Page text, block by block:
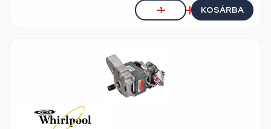
KOSÁRBA